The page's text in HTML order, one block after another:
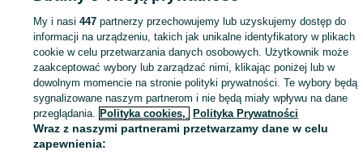
KATEGORIA
ID:837411067 Wyświetlenia:
My i nasi447 partnerzy przechowujemy lub uzyskujemy dostęp do
informacji na urządzeniu, takich jak unikalne identyfikatory w plikach
cookie w celu przetwarzania danych osobowych. Użytkownik może
zaakceptować wybory lub zarządzać nimi, klikając poniżej lub w
dowolnym momencie na stronie polityki prywatności. Te wybory będą
sygnalizowane naszym partnerom i nie będą miały wpływu na dane
przeglądania. Polityka cookies, Polityka Prywatności
Wraz z naszymi partnerami przetwarzamy dane w celu
zapewnienia: